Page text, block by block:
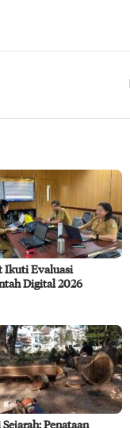
Ikuti Evaluasi
Digital 2026
Penataan